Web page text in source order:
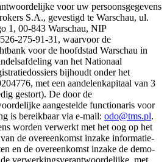
voor uw persoonsgegevens
S.A., gevestigd te Warschau, ul.
1, 00-843 Warschau, NIP
275-91-31, waarvoor de
voor de hoofdstad Warschau in
van het Nationaal
bijhoudt onder het
met een aandelenkapitaal van 3
gestort). De door de
aangestelde functionaris voor
is bereikbaar via e-mail: odo@tms.pl.
worden verwerkt met het oog op het
de overeenkomst inzake informatie-
en de overeenkomst inzake de demo-
verwerkingsverantwoordelijke, met